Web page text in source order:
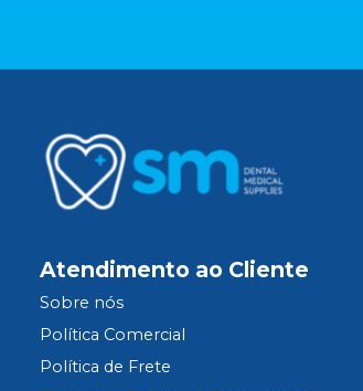
Atendimento ao Cliente
Sobre nós
Política Comercial
Política de Frete